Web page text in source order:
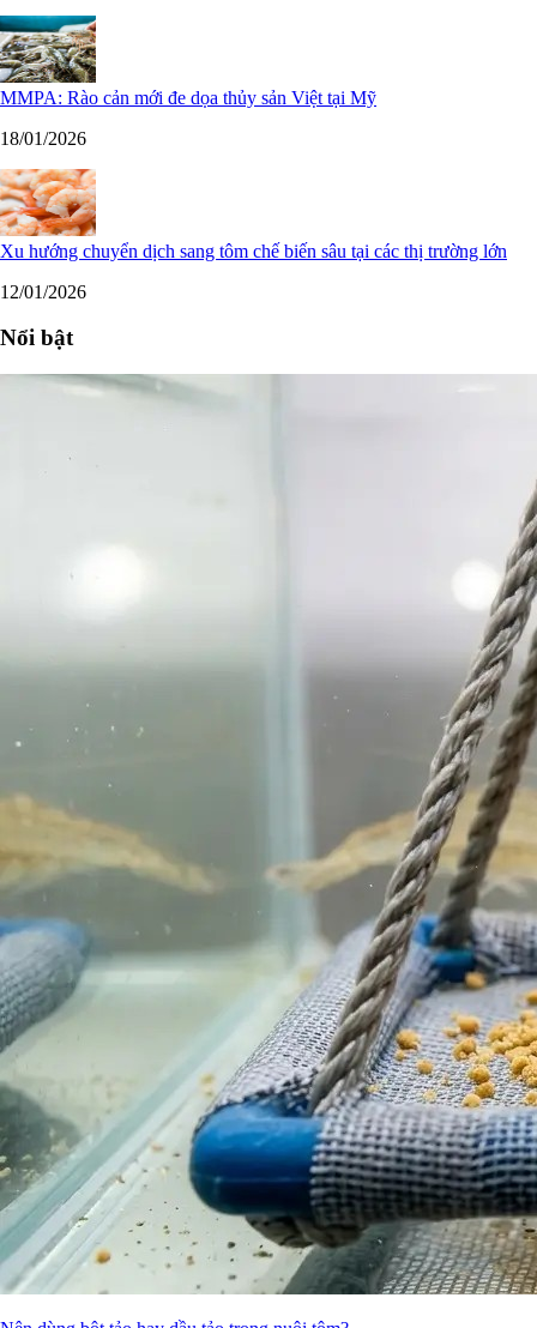
MMPA: Rào cản mới đe dọa thủy sản Việt tại Mỹ
18/01/2026
Xu hướng chuyển dịch sang tôm chế biến sâu tại các thị trường lớn
12/01/2026
Nổi bật